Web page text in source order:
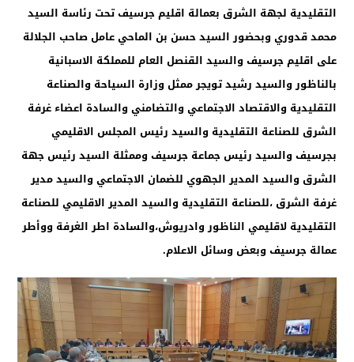
التقليدية لجهة الشرق بعمالة اقليم جرسيف تحت رئاسة السيد
محمد قدوري وبحضور السيد حسن بن الماحي عامل صاحب الجلالة
على اقليم جرسيف والسيد القنصل العام للمملكة الاسبانية
بالناظور والسيد رشيد تويجر ممثل وزارة السياحة والصناعة
التقليدية والاقتصاد الاجتماعي والتضامني والسادة اعضاء غرفة
الشرق للصناعة التقليدية والسيد رئيس المجلس الاقليمي
بجرسيف والسيد رئيس جماعة جرسيف وممثلة السيد رئيس جهة
الشرق والسيد المدير الجهوي للضمان الاجتماعي والسيد مدير
غرفة الشرق ،للصناعة التقليدية والسيد المدير الاقليمي للصناعة
التقليدية لاقليمي الناظور وادريوش،والسادة اطر الغرفة ووأطر
عمالة جرسيف وبعض وسائل الاعلام.